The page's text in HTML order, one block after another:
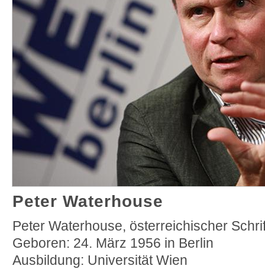
Peter Waterhouse
Peter Waterhouse, österreichischer
Geboren: 24. März 1956 in Berlin
Ausbildung: Universität Wien